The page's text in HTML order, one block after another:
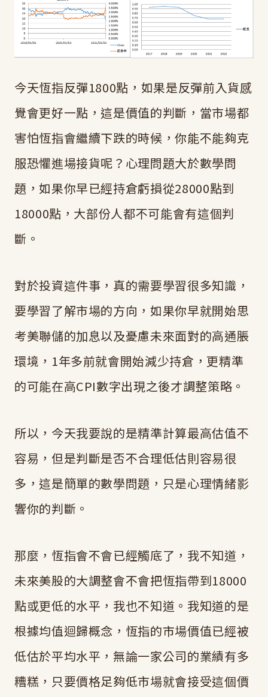
今天恆指反彈1800點，如果是反彈前入貨感
覺會更好一點，這是價值的判斷，當市場都
害怕恆指會繼續下跌的時候，你能不能夠克
服恐懼進場接貨呢？心理問題大於數學問
題，如果你早已經持倉虧損從28000點到
18000點，大部份人都不可能會有這個判
斷。
對於投資這件事，真的需要學習很多知識，
要學習了解市場的方向，如果你早就開始思
考美聯儲的加息以及憂慮未來面對的高通脹
環境，1年多前就會開始減少持倉，更精準
的可能在高CPI數字出現之後才調整策略。
所以，今天我要說的是精準計算最高估值不
容易，但是判斷是否不合理低估則容易很
多，這是簡單的數學問題，只是心理情緒影
響你的判斷。
那麼，恆指會不會已經觸底了，我不知道，
未來美股的大調整會不會把恆指帶到18000
點或更低的水平，我也不知道。我知道的是
根據均值迴歸概念，恆指的市場價值已經被
低估於平均水平，無論一家公司的業績有多
糟糕，只要價格足夠低市場就會接受這個價